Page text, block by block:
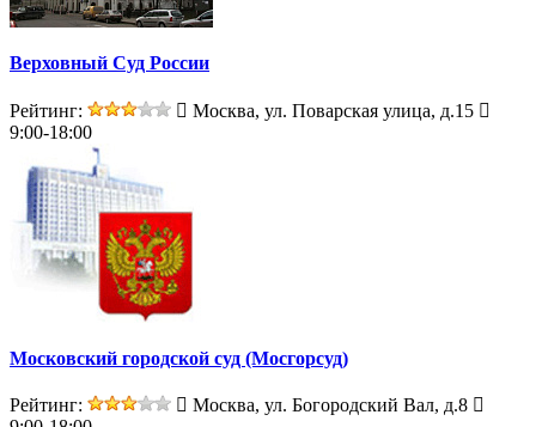
Верховный Суд России
Рейтинг:
Москва, ул. Поварская улица, д.15
9:00-18:00
Московский городской суд (Мосгорсуд)
Рейтинг:
Москва, ул. Богородский Вал, д.8